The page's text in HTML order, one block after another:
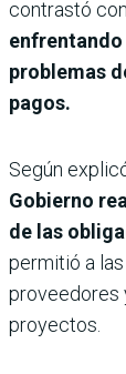
contrastó
problemas
pagos.
Según
Gobierno
de las
permitió a
proveedores
proyectos.